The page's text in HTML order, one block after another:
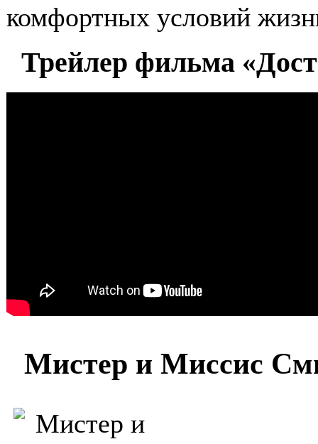
комфортных условий
Трейлер фильма
Мистер и Миссис